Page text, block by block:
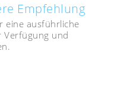
Empfehlung
eine ausführliche
Verfügung und